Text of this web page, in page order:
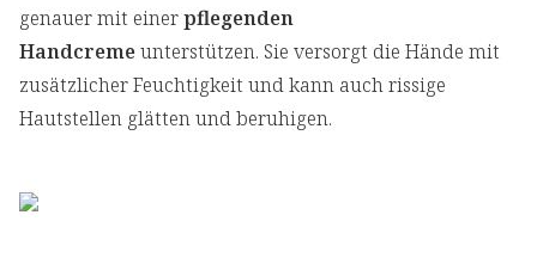
genauer mit einerpflegenden
Handcremeunterstützen. Sie versorgt die Hände mit
zusätzlicher Feuchtigkeit und kann auch rissige
Hautstellen glätten und beruhigen.